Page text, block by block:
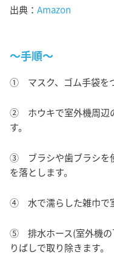
出典： Amazon
～手順～
① マスク、ゴム手袋を
② ホウキで室外機周辺
す。
③ ブラシや歯ブラシを
を落とします。
④ 水で濡らした雑巾で
⑤ 排水ホース(室外機の
りばしで取り除きます。